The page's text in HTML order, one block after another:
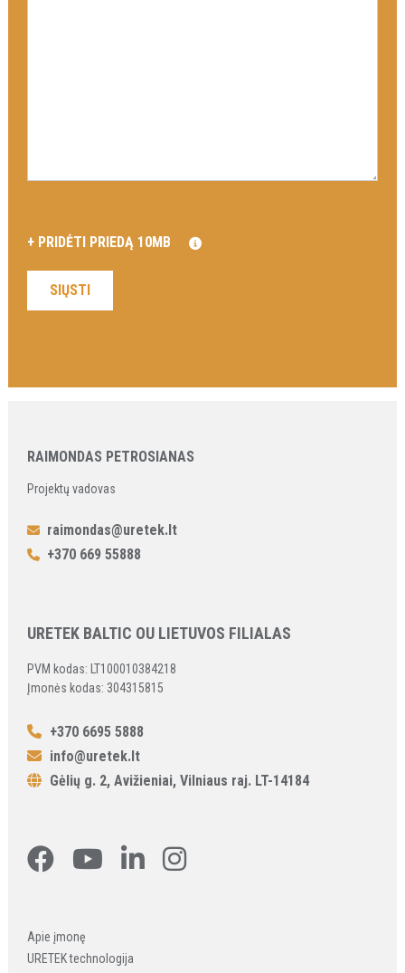
RAIMONDAS PETROSIANAS
Projektų vadovas
raimondas@uretek.lt
+370 669 55888
URETEK BALTIC OU LIETUVOS FILIALAS
PVM kodas: LT100010384218
Įmonės kodas: 304315815
+370 6695 5888
info@uretek.lt
Gėlių g. 2, Avižieniai, Vilniaus raj. LT-14184
Apie įmonę
URETEK technologija